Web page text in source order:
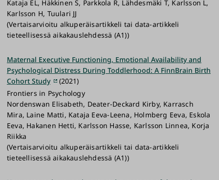
Kataja EL, Häkkinen S, Parkkola R, Lähdesmäki T, Karlsson L,
Karlsson H, Tuulari JJ
(Vertaisarvioitu alkuperäisartikkeli tai data-artikkeli
tieteellisessä aikakauslehdessä (A1))
Maternal Executive Functioning, Emotional Availability and
Psychological Distress During Toddlerhood: A FinnBrain Birth
Cohort Study
(2021)
Frontiers in Psychology
Nordenswan Elisabeth, Deater-Deckard Kirby, Karrasch
Mira, Laine Matti, Kataja Eeva-Leena, Holmberg Eeva, Eskola
Eeva, Hakanen Hetti, Karlsson Hasse, Karlsson Linnea, Korja
Riikka
(Vertaisarvioitu alkuperäisartikkeli tai data-artikkeli
tieteellisessä aikakauslehdessä (A1))